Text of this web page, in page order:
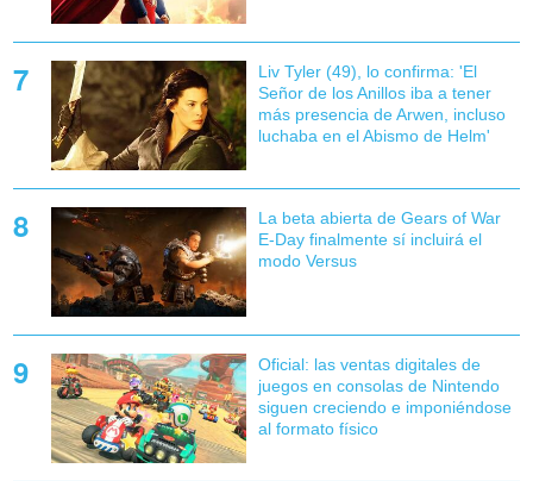
Liv Tyler (49), lo confirma: 'El
Señor de los Anillos iba a tener
más presencia de Arwen, incluso
luchaba en el Abismo de Helm'
La beta abierta de Gears of War
E-Day finalmente sí incluirá el
modo Versus
Oficial: las ventas digitales de
juegos en consolas de Nintendo
siguen creciendo e imponiéndose
al formato físico